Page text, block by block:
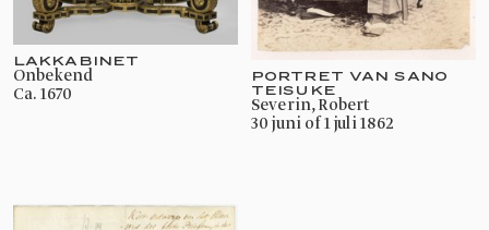
LAKKABINET
onbekend
ca. 1670
PORTRET VAN SANO
TEISUKE
Severin, Robert
30 juni of 1 juli 1862